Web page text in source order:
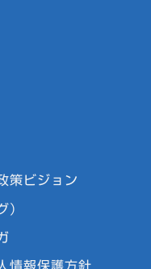
策ビジョン
）
情報保護方針